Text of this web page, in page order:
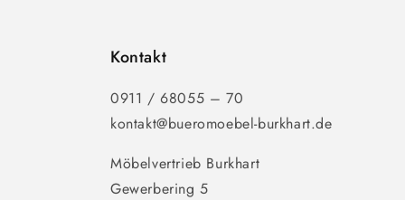
Kontakt
0911 / 68055 – 70
kontakt@bueromoebel-burkhart.de
Möbelvertrieb Burkhart
Gewerbering 5